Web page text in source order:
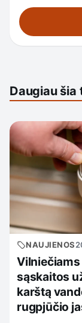
Daugiau šia
NAUJIENOS
sąskaitos
karštą
rugpjūčio